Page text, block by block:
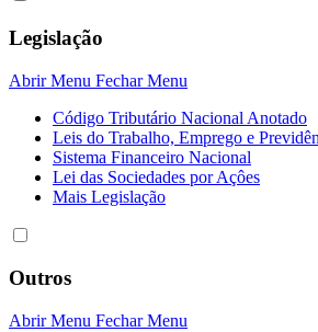
Legislação
Abrir Menu Fechar Menu
Código Tributário Nacional Anotado
Leis do Trabalho, Emprego e
Sistema Financeiro Nacional
Lei das Sociedades por Açôes
Mais Legislação
Outros
Abrir Menu Fechar Menu